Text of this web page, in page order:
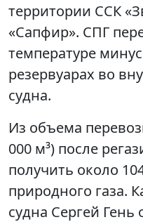
территории ССК
«Сапфир». СПГ
температуре
резервуарах во
судна.
Из объема
000 м³) после
получить около
природного газа.
судна Сергей Гень